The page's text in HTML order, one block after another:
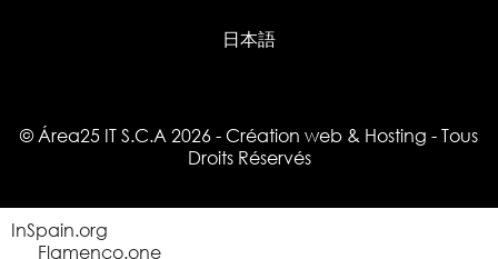
日本語
© Área25 IT S.C.A 2026 - Création web & Hosting - Tous
Droits Réservés
InSpain.org
Flamenco.one